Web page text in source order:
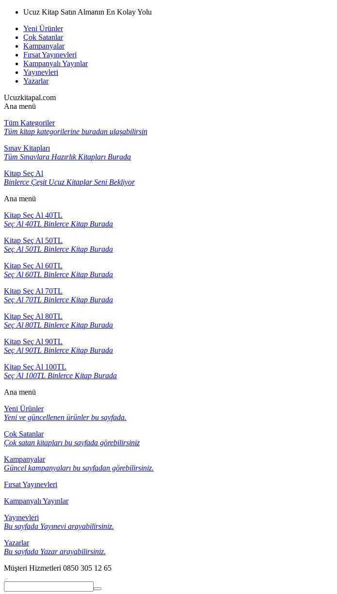
Ucuz Kitap Satın Almanın En Kolay Yolu
Yeni Ürünler
Çok Satanlar
Kampanyalar
Fırsat Yayınevleri
Kampanyalı Yayınlar
Yayınevleri
Yazarlar
Ucuzkitapal.com
Ana menü
Tüm Kategoriler
Tüm kitap kategorilerine buradan ulaşabilirsin
Sınav Kitapları
Tüm Sınavlara Hazırlık Kitapları Burada
Kitap Seç Al
Binlerce Çeşit Ucuz Kitaplar Seni Bekliyor
Ana menü
Kitap Seç Al 40TL
Seç Al 40TL Binlerce Kitap Burada
Kitap Seç Al 50TL
Seç Al 50TL Binlerce Kitap Burada
Kitap Seç Al 60TL
Seç Al 60TL Binlerce Kitap Burada
Kitap Seç Al 70TL
Seç Al 70TL Binlerce Kitap Burada
Kitap Seç Al 80TL
Seç Al 80TL Binlerce Kitap Burada
Kitap Seç Al 90TL
Seç Al 90TL Binlerce Kitap Burada
Kitap Seç Al 100TL
Seç Al 100TL Binlerce Kitap Burada
Ana menü
Yeni Ürünler
Yeni ve güncellenen ürünler bu sayfada.
Çok Satanlar
Çok satan kitapları bu sayfada görebilirsiniz
Kampanyalar
Güncel kampanyaları bu sayfadan görebilirsiniz.
Fırsat Yayınevleri
Kampanyalı Yayınlar
Yayınevleri
Bu sayfada Yayınevi arayabilirsiniz.
Yazarlar
Bu sayfada Yazar arayabilirsiniz.
Müşteri Hizmetleri 0850 305 12 65